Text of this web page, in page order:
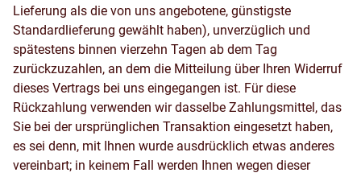
Lieferung als die von uns angebotene, günstigste
Standardlieferung gewählt haben), unverzüglich und
spätestens binnen vierzehn Tagen ab dem Tag
zurückzuzahlen, an dem die Mitteilung über Ihren Widerruf
dieses Vertrags bei uns eingegangen ist. Für diese
Rückzahlung verwenden wir dasselbe Zahlungsmittel, das
Sie bei der ursprünglichen Transaktion eingesetzt haben,
es sei denn, mit Ihnen wurde ausdrücklich etwas anderes
vereinbart; in keinem Fall werden Ihnen wegen dieser